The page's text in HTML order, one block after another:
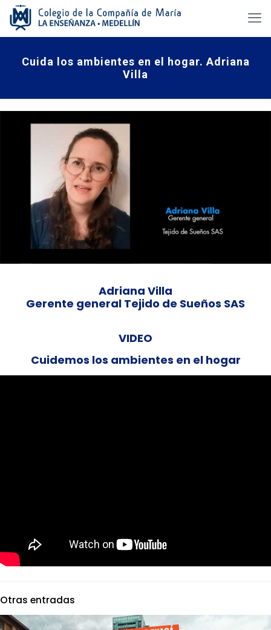
Cuida los ambientes en el hogar. Adriana
Villa
Adriana Villa
Gerente general Tejido de Sueños SAS
VIDEO
Cuidemos los ambientes en el hogar
Otras entradas